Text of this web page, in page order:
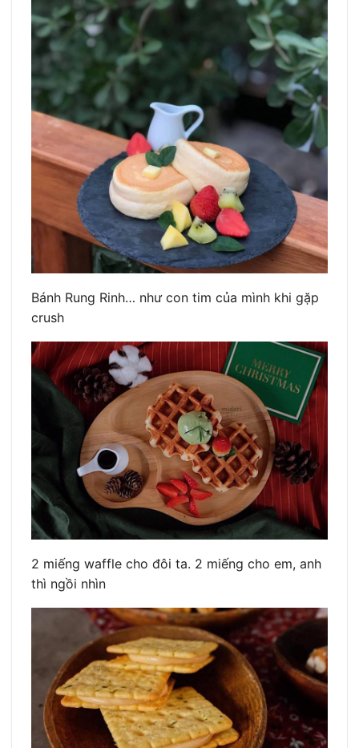
Bánh Rung Rinh… như con tim của mình khi gặp
crush
2 miếng waffle cho đôi ta. 2 miếng cho em, anh
thì ngồi nhìn